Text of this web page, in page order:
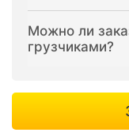
Можно ли
грузчиками?